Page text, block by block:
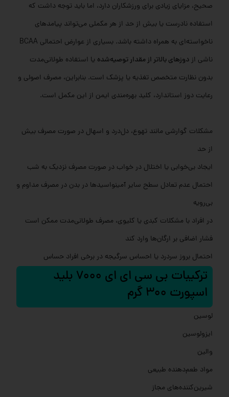
صحیح، مزایای زیادی برای ورزشکاران دارد، اما باید توجه داشت که
استفاده نادرست یا بیش از حد از هر مکملی می‌تواند پیامدهای
ناخواسته‌ای به همراه داشته باشد. بسیاری از عوارض احتمالی BCAA
ناشی ازدوزهای بالاتر از مقدار توصیه‌شده یا استفاده طولانی‌مدت
بدون نظارت متخصص تغذیه یا پزشک است. بنابراین، مصرف اصولی و
رعایت دوز استاندارد، کلید بهره‌مندی ایمن از این مکمل است.
مشکلات گوارشی مانند تهوع، دل‌درد و اسهال در صورت مصرف بیش
از حد
ایجاد بی‌خوابی یا اختلال در خواب در صورت مصرف نزدیک به شب
احتمال عدم تعادل سطح سایر آمینواسیدها در بدن در مصرف مداوم و
بی‌رویه
در افراد با مشکلات کبدی یا کلیوی، مصرف طولانی‌مدت ممکن است
فشار اضافی بر ارگان‌ها وارد کند
احتمال بروز سردرد یا احساس سرگیجه در برخی افراد حساس
ترکیبات بی سی ای ای 7000 بلید
اسپورت 300 گرم
لوسین
ایزولوسین
والین
مواد طعم‌دهنده طبیعی
شیرین‌کننده‌های مجاز